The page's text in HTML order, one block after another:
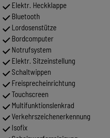
Elektr. Heckklappe
Bluetooth
Lordosenstütze
Bordcomputer
Notrufsystem
Elektr. Sitzeinstellung
Schaltwippen
Freisprecheinrichtung
Touchscreen
Multifunktionslenkrad
Verkehrszeichenerkennung
Isofix